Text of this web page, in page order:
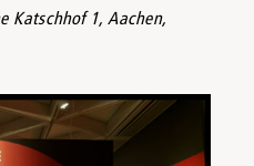
Katschhof 1, Aachen,